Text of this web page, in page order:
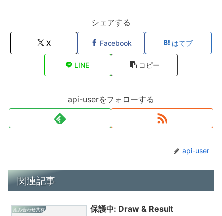
シェアする
X Facebook はてブ
LINE コピー
api-userをフォローする
api-user
関連記事
組み合わせ共有 保護中: Draw & Result